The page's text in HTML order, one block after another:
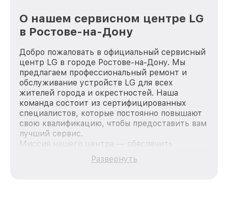
О нашем сервисном центре LG
в Ростове-на-Дону
Добро пожаловать в официальный сервисный
центр LG в городе Ростове-на-Дону. Мы
предлагаем профессиональный ремонт и
обслуживание устройств LG для всех
жителей города и окрестностей. Наша
команда состоит из сертифицированных
специалистов, которые постоянно повышают
свою квалификацию, чтобы предоставить вам
лучший сервис.
Миссия нашего центра — обеспечить
качественный и доступный ремонт для
каждого пользователя продукции LG, вне
Развернуть